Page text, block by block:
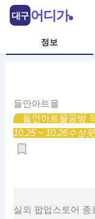
정보
들안아트몰
들안아트몰공방
10.25 ~ 10.26수성못
실외 팝업스토어 종
대구 어디가